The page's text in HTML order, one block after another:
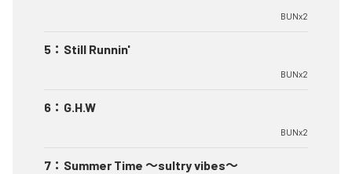
BUNx2
5 ： Still Runnin'
BUNx2
6 ： G.H.W
BUNx2
7 ： Summer Time 〜sultry vibes〜